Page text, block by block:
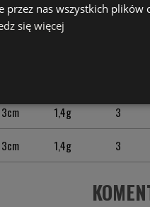
3cm 1,4g 3
3cm 1,4g 3
3cm 1,4g 3
przez nas wszystkich
się więcej